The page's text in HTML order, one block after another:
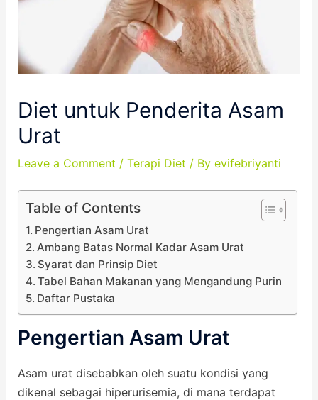
Diet untuk Penderita Asam
Urat
Leave a Comment / Terapi Diet / By evifebriyanti
Table of Contents
Pengertian Asam Urat
Ambang Batas Normal Kadar Asam Urat
Syarat dan Prinsip Diet
Tabel Bahan Makanan yang Mengandung Purin
Daftar Pustaka
Pengertian Asam Urat
Asam urat disebabkan oleh suatu kondisi yang
dikenal sebagai hiperurisemia, di mana terdapat